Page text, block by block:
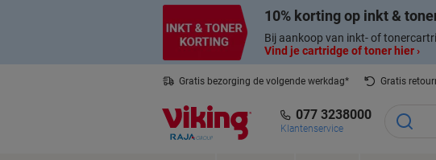
10% korting op inkt &
Bij aankoop van inkt- of
Vind je cartridge of toner hier ›
Gratis bezorging de volgende werkdag*
Gratis
077 3238000
Klantenservice